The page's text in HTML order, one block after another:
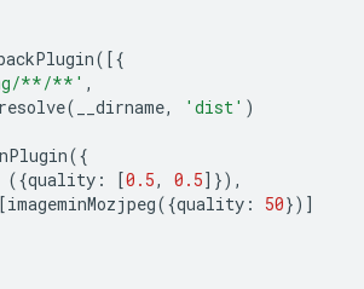
([{
**/**' ,
resolve( __dirname, 'dist' )
({
({quality : [0.5, 0.5]}),
[imageminMozjpeg({quality : 50})]